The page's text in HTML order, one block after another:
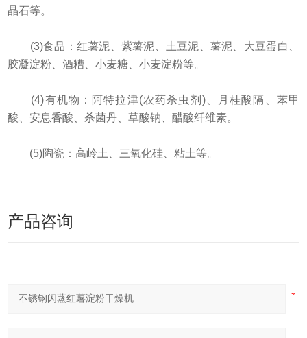
晶石等。
(3)食品：红薯泥、紫薯泥、土豆泥、薯泥、大豆蛋白、
胶凝淀粉、酒糟、小麦糖、小麦淀粉等。
(4)有机物：阿特拉津(农药杀虫剂)、月桂酸隔、苯甲
酸、安息香酸、杀菌丹、草酸钠、醋酸纤维素。
(5)陶瓷：高岭土、三氧化硅、粘土等。
产品咨询